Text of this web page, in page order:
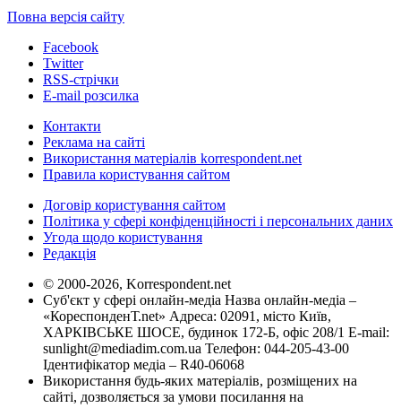
Повна версія сайту
Facebook
Twitter
RSS-стрічки
E-mail розсилка
Контакти
Реклама на сайті
Використання матеріалів korrespondent.net
Правила користування сайтом
Договір користування сайтом
Політика у сфері конфіденційності і персональних даних
Угода щодо користування
Редакція
© 2000-2026, Korrespondent.net
Суб'єкт у сфері онлайн-медіа Назва онлайн-медіа –
«КореспонденТ.net» Адреса: 02091, місто Київ,
ХАРКІВСЬКЕ ШОСЕ, будинок 172-Б, офіс 208/1 E-mail:
sunlight@mediadim.com.ua Телефон: 044-205-43-00
Ідентифікатор медіа – R40-06068
Використання будь-яких матеріалів, розміщених на
сайті, дозволяється за умови посилання на